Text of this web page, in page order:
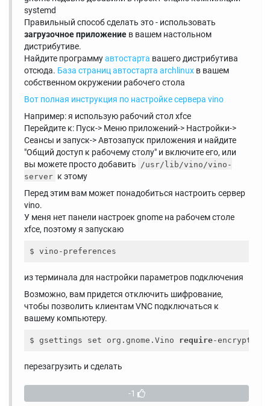
systemd
Правильный способ сделать это - использовать
загрузочное приложение в вашем настольном
дистрибутиве.
Найдите программуавтостарта вашего дистрибутива
отсюда. База страниц автостарта archlinux в вашем
собственном окружении рабочего стола
Вот полная инструкция по настройке сервера vino
Например: я использую рабочий стол xfce
Перейдите к: Пуск-> Меню приложений-> Настройки->
Сеансы и запуск-> Автозапуск приложения и найдите
"Общий доступ к рабочему столу" и включите его, или
вы можете просто добавить /usr/lib/vino/vino-
server к этому
Перед этим вам может понадобиться настроить сервер
vino.
У меня нет панели настроек gnome на рабочем столе
xfce, поэтому я запускаю
из терминала для настройки параметров подключения
Возможно, вам придется отключить шифрование,
чтобы позволить клиентам VNC подключаться к
вашему компьютеру.
$ gsettings set org.gnome.Vino require-
перезагрузить и сделать
-1